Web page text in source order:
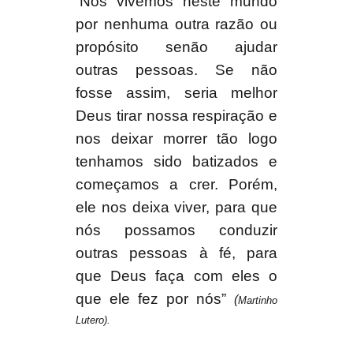
por nenhuma outra razão ou
propósito senão ajudar
outras pessoas. Se não
fosse assim, seria melhor
Deus tirar nossa respiração e
nos deixar morrer tão logo
tenhamos sido batizados e
começamos a crer. Porém,
ele nos deixa viver, para que
nós possamos conduzir
outras pessoas à fé, para
que Deus faça com eles o
que ele fez por nós”
(Martinho
Lutero).